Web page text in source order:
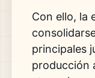
Con ello, la
principales
producción